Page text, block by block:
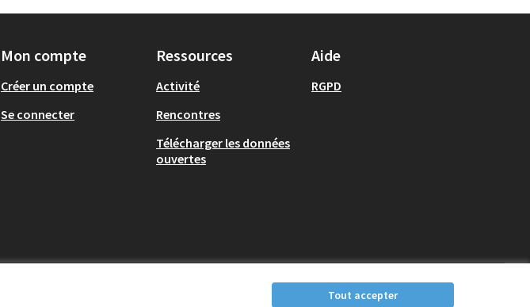
Tout accepter
Mon compte
Créer un compte
Se connecter
Ressources
Activité
Rencontres
Télécharger les données
ouvertes
Aide
RGPD